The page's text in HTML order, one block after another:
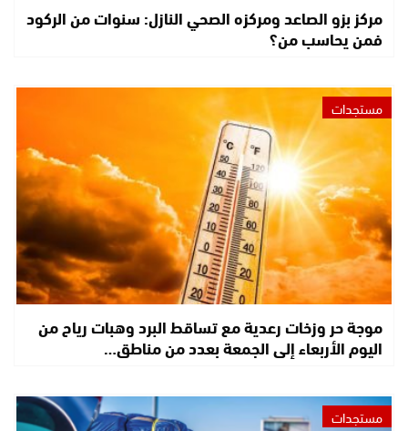
مركز بزو الصاعد ومركزه الصحي النازل: سنوات من الركود
فمن يحاسب من؟
مستجدات
موجة حر وزخات رعدية مع تساقط البرد وهبات رياح من
اليوم الأربعاء إلى الجمعة بعدد من مناطق…
مستجدات